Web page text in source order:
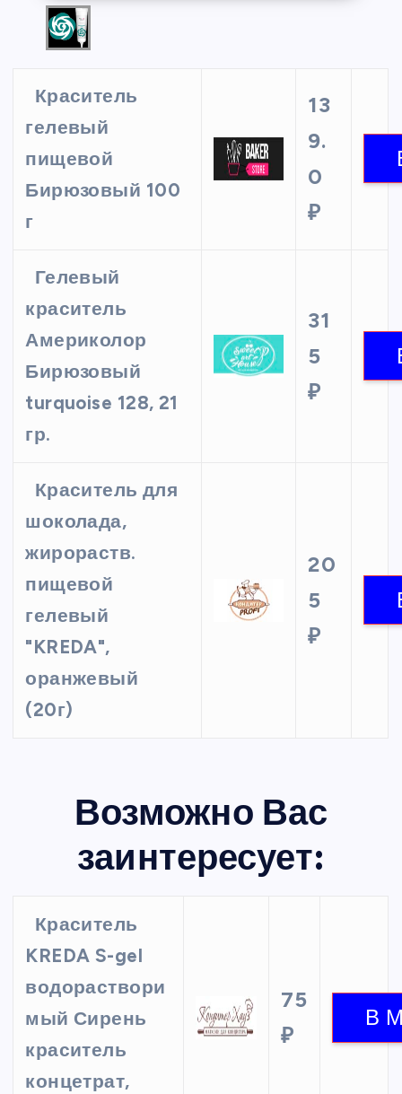
Краситель
гелевый
пищевой
Бирюзовый 100
г
13
9.
0
₽
Гелевый
краситель
Америколор
Бирюзовый
turquoise 128, 21
гр.
31
5
₽
Краситель для
шоколада,
жирораств.
пищевой
гелевый
"KREDA",
оранжевый
(20г)
20
5
₽
Возможно Вас
заинтересует:
Краситель
KREDA S-gel
водораствори
мый Сирень
краситель
концетрат,
75
₽